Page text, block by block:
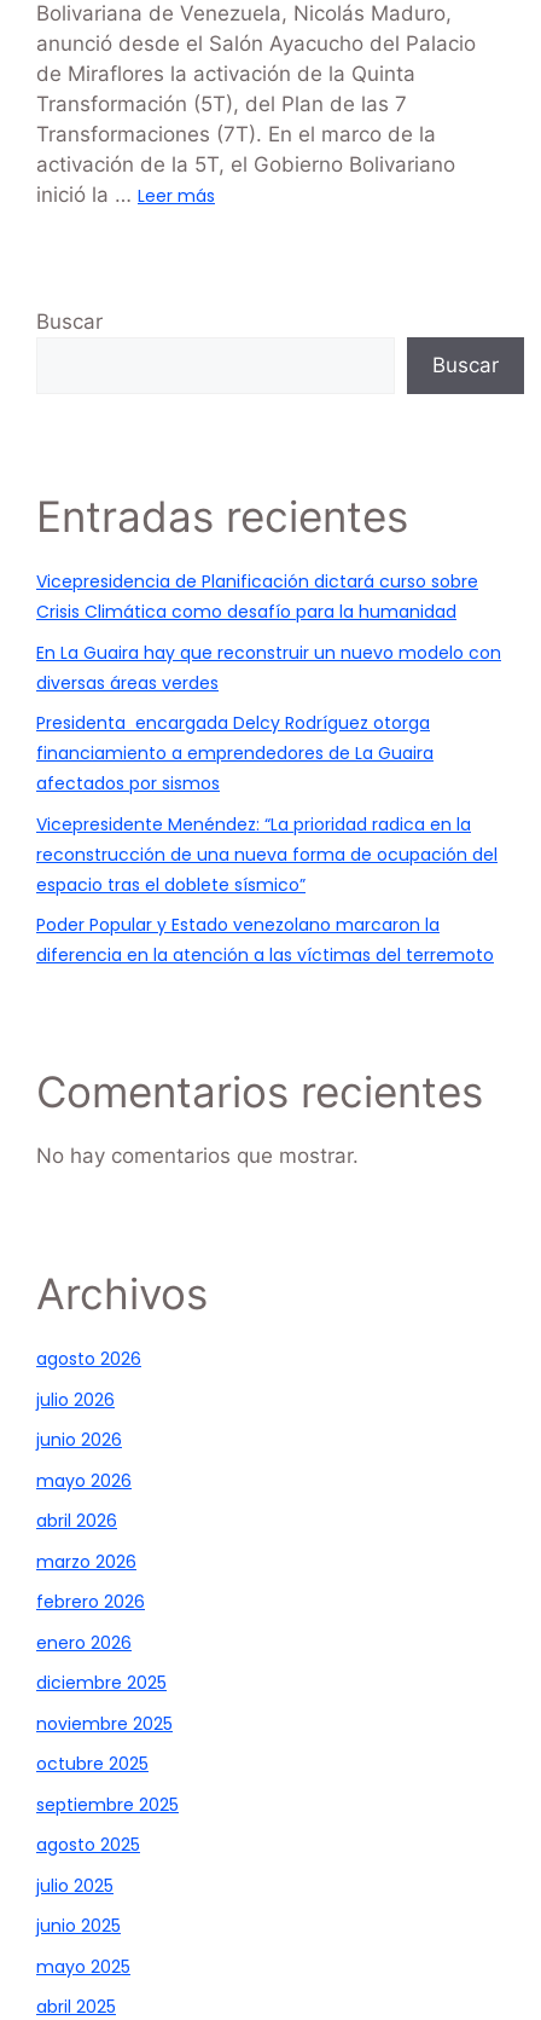
Bolivariana de Venezuela, Nicolás Maduro,
anunció desde el Salón Ayacucho del Palacio
de Miraflores la activación de la Quinta
Transformación (5T), del Plan de las 7
Transformaciones (7T). En el marco de la
activación de la 5T, el Gobierno Bolivariano
inició la … Leer más
Buscar
Buscar
Entradas recientes
Vicepresidencia de Planificación dictará curso sobre
Crisis Climática como desafío para la humanidad
En La Guaira hay que reconstruir un nuevo modelo con
diversas áreas verdes
Presidenta encargada Delcy Rodríguez otorga
financiamiento a emprendedores de La Guaira
afectados por sismos
Vicepresidente Menéndez: “La prioridad radica en la
reconstrucción de una nueva forma de ocupación del
espacio tras el doblete sísmico”
Poder Popular y Estado venezolano marcaron la
diferencia en la atención a las víctimas del terremoto
Comentarios recientes
No hay comentarios que mostrar.
Archivos
agosto 2026
julio 2026
junio 2026
mayo 2026
abril 2026
marzo 2026
febrero 2026
enero 2026
diciembre 2025
noviembre 2025
octubre 2025
septiembre 2025
agosto 2025
julio 2025
junio 2025
mayo 2025
abril 2025